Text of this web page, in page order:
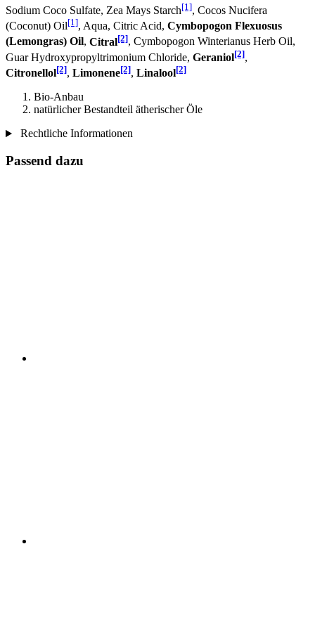
Sodium Coco­ Sulfate, Zea Mays Starch[1], Cocos Nucifera
(Coconut) Oil[1], Aqua, Citric Acid, Cymbopogon Flexuosus
(Lemongras) Oil, Citral[2], Cymbopogon Winterianus Herb Oil,
Guar Hydroxypropyltrimonium Chloride, Geraniol[2],
Citronellol[2], Limonene[2], Linalool[2]
Bio-Anbau
natürlicher Bestandteil ätherischer Öle
Rechtliche Informationen
Passend dazu